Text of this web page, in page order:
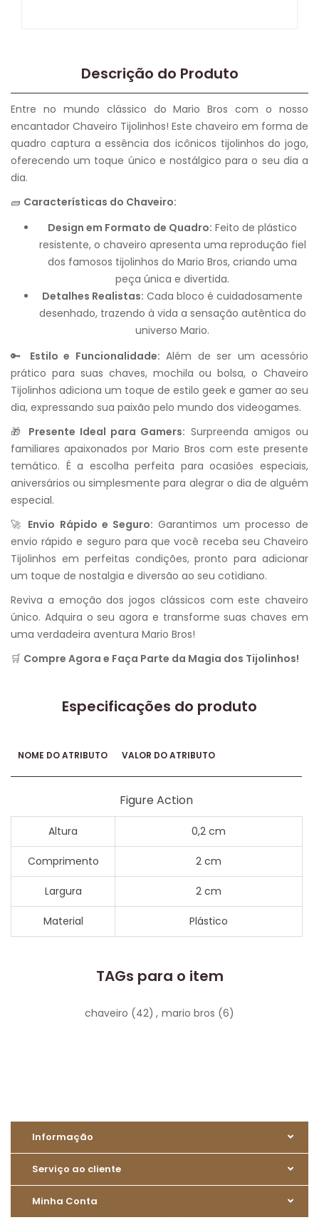
Descrição do Produto
Entre no mundo clássico do Mario Bros com o nosso
encantador Chaveiro Tijolinhos! Este chaveiro em forma de
quadro captura a essência dos icônicos tijolinhos do jogo,
oferecendo um toque único e nostálgico para o seu dia a
dia.
🧱 Características do Chaveiro:
Design em Formato de Quadro: Feito de plástico
resistente, o chaveiro apresenta uma reprodução fiel
dos famosos tijolinhos do Mario Bros, criando uma
peça única e divertida.
Detalhes Realistas: Cada bloco é cuidadosamente
desenhado, trazendo à vida a sensação autêntica do
universo Mario.
🔑 Estilo e Funcionalidade: Além de ser um acessório
prático para suas chaves, mochila ou bolsa, o Chaveiro
Tijolinhos adiciona um toque de estilo geek e gamer ao seu
dia, expressando sua paixão pelo mundo dos videogames.
🎁 Presente Ideal para Gamers: Surpreenda amigos ou
familiares apaixonados por Mario Bros com este presente
temático. É a escolha perfeita para ocasiões especiais,
aniversários ou simplesmente para alegrar o dia de alguém
especial.
🚀 Envio Rápido e Seguro: Garantimos um processo de
envio rápido e seguro para que você receba seu Chaveiro
Tijolinhos em perfeitas condições, pronto para adicionar
um toque de nostalgia e diversão ao seu cotidiano.
Reviva a emoção dos jogos clássicos com este chaveiro
único. Adquira o seu agora e transforme suas chaves em
uma verdadeira aventura Mario Bros!
🛒 Compre Agora e Faça Parte da Magia dos Tijolinhos!
Especificações do produto
NOME DO ATRIBUTO VALOR DO ATRIBUTO
Figure Action
Altura 0,2 cm
Comprimento 2 cm
Largura 2 cm
Material Plástico
TAGs para o item
chaveiro (42) , mario bros (6)
Informação
Serviço ao cliente
Minha Conta